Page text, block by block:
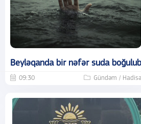
Beyləqanda bir nəfər suda boğulub
09:30 Gündəm / Hadisə